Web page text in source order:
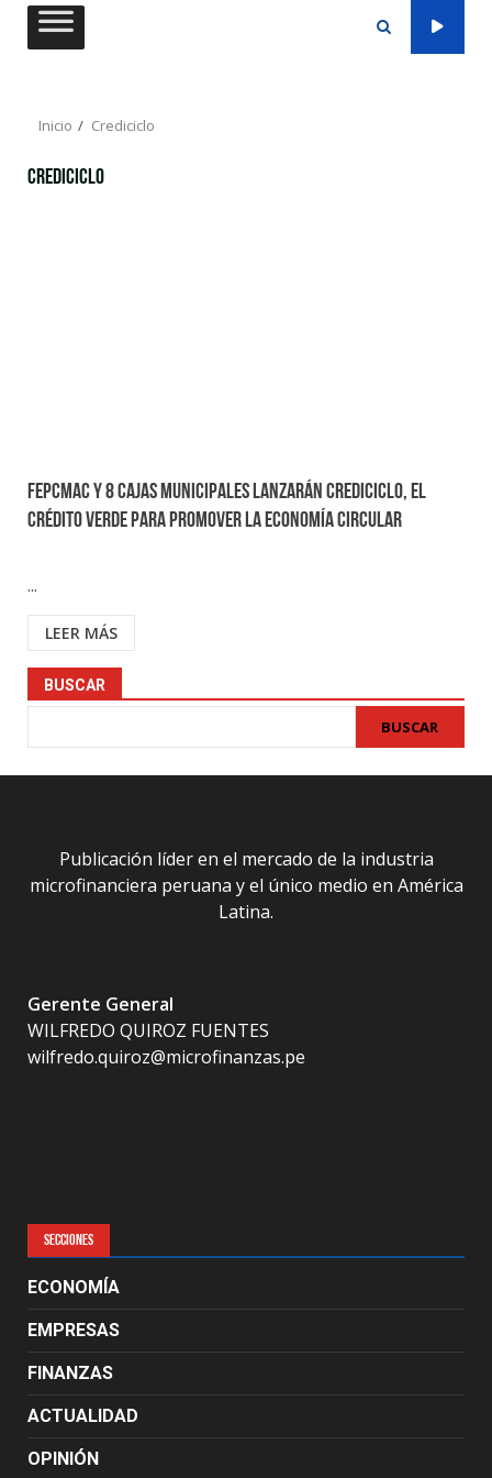
Saltar
Inicio Crediciclo
Crediciclo
FEPCMAC y 8 Cajas Municipales lanzarán Crediciclo, el
crédito verde para promover la economía circular
...
LEER MÁS
BUSCAR
BUSCAR
Publicación líder en el mercado de la industria
microfinanciera peruana y el único medio en América
Latina.
Gerente General
WILFREDO QUIROZ FUENTES
wilfredo.quiroz@microfinanzas.pe
SECCIONES
ECONOMÍA
EMPRESAS
FINANZAS
ACTUALIDAD
OPINIÓN